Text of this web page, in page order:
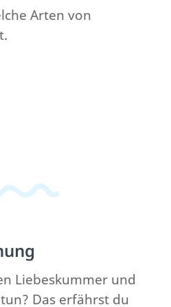
Arten von
Liebeskummer und
Das erfährst du